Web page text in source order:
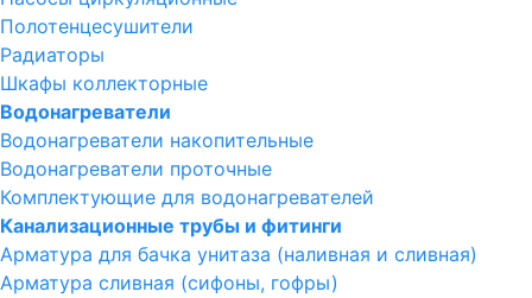
Полотенцесушители
Радиаторы
Шкафы коллекторные
Водонагреватели
Водонагреватели накопительные
Водонагреватели проточные
Комплектующие для водонагревателей
Канализационные трубы и фитинги
Арматура для бачка унитаза (наливная и сливная)
Арматура сливная (сифоны, гофры)